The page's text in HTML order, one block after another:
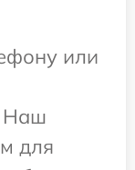
или
Наш
для